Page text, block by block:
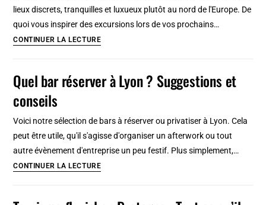
lieux discrets, tranquilles et luxueux plutôt au nord de l'Europe. De
quoi vous inspirer des excursions lors de vos prochains…
CONTINUER LA LECTURE7
admirables
Europe
Quel bar réserver à Lyon ? Suggestions et
conseils
Voici notre sélection de bars à réserver ou privatiser à Lyon. Cela
peut être utile, qu'il s'agisse d'organiser un afterwork ou tout
autre évènement d'entreprise un peu festif. Plus simplement,…
CONTINUER LA LECTUREQuel